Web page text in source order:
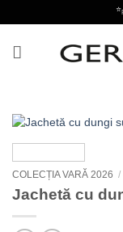
to
⭐
COLECȚIA VARĂ 2026 /
Jachetă cu